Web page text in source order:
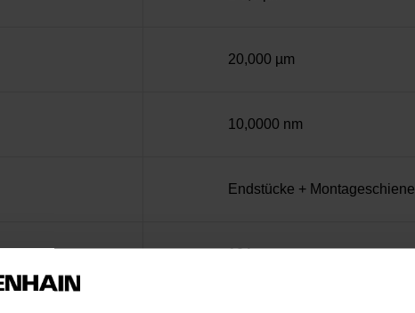
20,000 µm
10,0000 nm
Endstücke + Montageschiene
12A